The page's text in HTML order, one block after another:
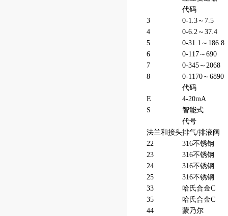
代码
3
0-1.3～7.5
4
0-6.2～37.4
5
0-31.1～186.8
6
0-117～690
7
0-345～2068
8
0-1170～6890
代码
E
4-20mA
S
智能式
代号
法兰和接头排气/排液阀
22
316不锈钢
23
316不锈钢
24
316不锈钢
25
316不锈钢
33
哈氏合金C
35
哈氏合金C
44
蒙乃尔